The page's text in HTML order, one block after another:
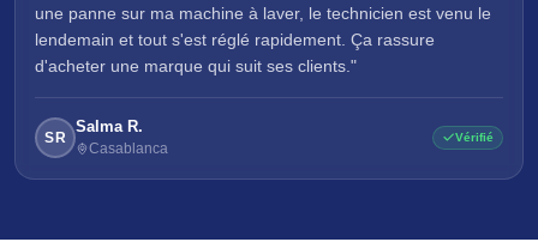
une panne sur ma machine à laver, le technicien est venu le
lendemain et tout s'est réglé rapidement. Ça rassure
d'acheter une marque qui suit ses clients."
SR
Salma R.
Casablanca
Vérifié